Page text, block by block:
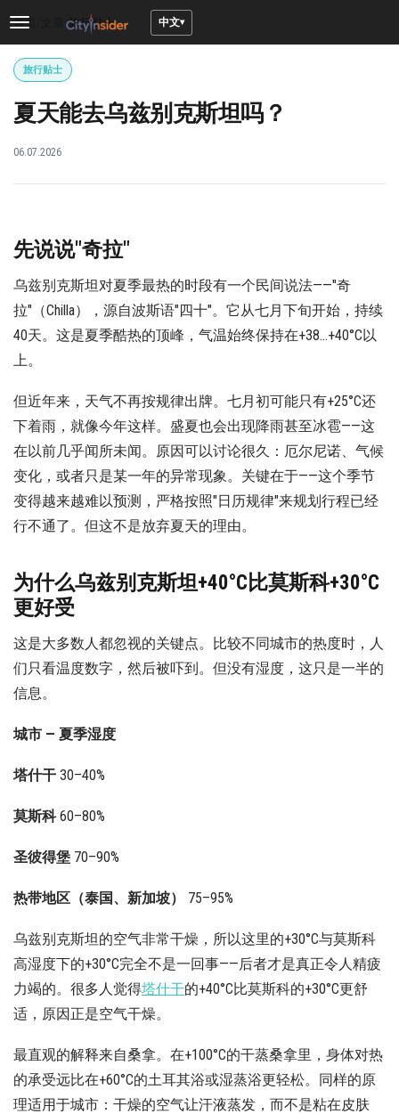
Toggle
中文
首页 /旅行贴士
旅行贴士
夏天能去乌兹别克斯坦吗？
06.07.2026
先说说"奇拉"
乌兹别克斯坦对夏季最热的时段有一个民间说法——"奇
拉"（Chilla），源自波斯语"四十"。它从七月下旬开始，持续
40天。这是夏季酷热的顶峰，气温始终保持在+38…+40°C以
上。
但近年来，天气不再按规律出牌。七月初可能只有+25°C还
下着雨，就像今年这样。盛夏也会出现降雨甚至冰雹——这
在以前几乎闻所未闻。原因可以讨论很久：厄尔尼诺、气候
变化，或者只是某一年的异常现象。关键在于——这个季节
变得越来越难以预测，严格按照"日历规律"来规划行程已经
行不通了。但这不是放弃夏天的理由。
为什么乌兹别克斯坦+40°C比莫斯科+30°C
更好受
这是大多数人都忽视的关键点。比较不同城市的热度时，人
们只看温度数字，然后被吓到。但没有湿度，这只是一半的
信息。
城市 — 夏季湿度
塔什干 30–40%
莫斯科60–80%
圣彼得堡 70–90%
热带地区（泰国、新加坡） 75–95%
乌兹别克斯坦的空气非常干燥，所以这里的+30°C与莫斯科
高湿度下的+30°C完全不是一回事——后者才是真正令人精疲
力竭的。很多人觉得塔什干的+40°C比莫斯科的+30°C更舒
适，原因正是空气干燥。
最直观的解释来自桑拿。在+100°C的干蒸桑拿里，身体对热
的承受远比在+60°C的土耳其浴或湿蒸浴更轻松。同样的原
理适用于城市：干燥的空气让汗液蒸发，而不是粘在皮肤